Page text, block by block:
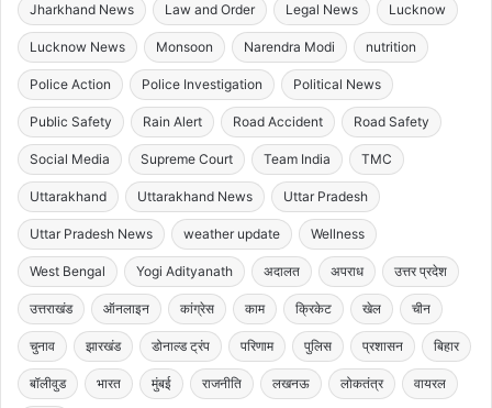
Jharkhand News Law and Order Legal News Lucknow
Lucknow News Monsoon Narendra Modi nutrition
Police Action Police Investigation Political News
Public Safety Rain Alert Road Accident Road Safety
Social Media Supreme Court Team India TMC
Uttarakhand Uttarakhand News Uttar Pradesh
Uttar Pradesh News weather update Wellness
West Bengal Yogi Adityanath अदालत अपराध उत्तर प्रदेश
उत्तराखंड ऑनलाइन कांग्रेस काम क्रिकेट खेल चीन
चुनाव झारखंड डोनाल्ड ट्रंप परिणाम पुलिस प्रशासन बिहार
बॉलीवुड भारत मुंबई राजनीति लखनऊ लोकतंत्र वायरल